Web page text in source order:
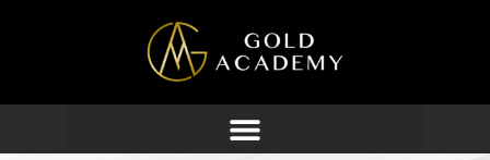
contenido